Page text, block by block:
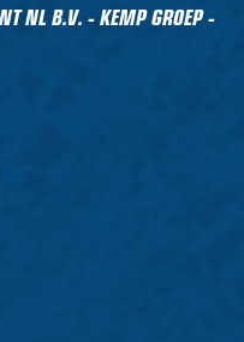
NL B.V. - KEMP GROEP -